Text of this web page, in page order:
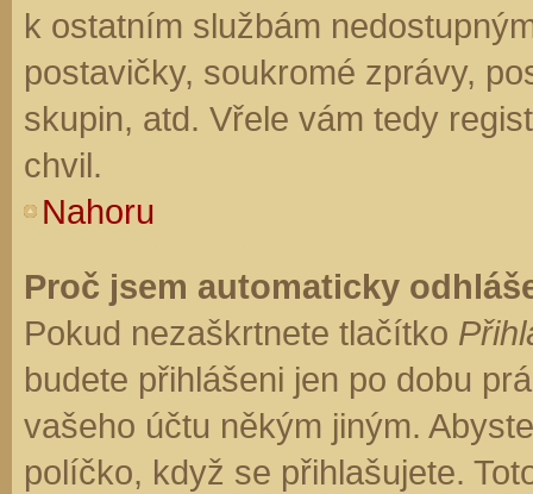
k ostatním službám
postavičky, soukromé zprávy,
skupin, atd. Vřele vám tedy
chvil.
Nahoru
Proč jsem automaticky
Pokud nezaškrtnete tlačítko
budete přihlášeni jen po dobu
vašeho účtu někým jiným.
políčko, když se přihlašujete.